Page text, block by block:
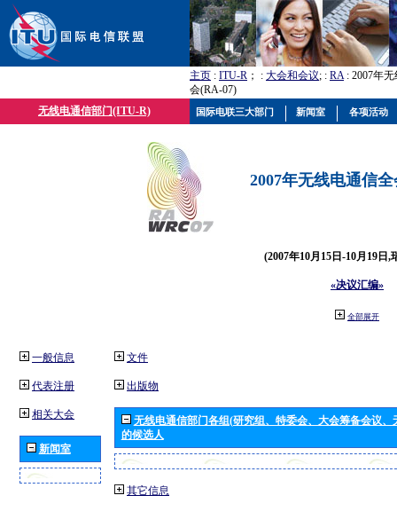
主页 : ITU-R ； : 大会和会议; : RA: 2007年
会(RA-07)
无线电通信部门(ITU-R)
2007年无线电通信
(2007年10月15日-10月19日,
«决议汇编»
全部展开
一般信息
代表注册
相关大会
新闻室
文件
出版物
无线电通信部门各组(研究组、特委会、大会筹备会议
的候选人
其它信息
国际电联三大部门 新闻室 各项活动